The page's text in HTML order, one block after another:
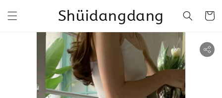
Shüidangdang